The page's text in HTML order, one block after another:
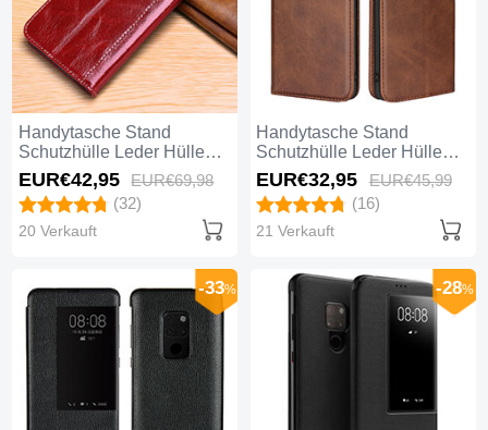
Handytasche Stand
Schutzhülle Leder Hülle
L10 für Huawei Mate 20
Rot
EUR€42,95 EUR€69,98
(32)
20 Verkauft
Handytasche Stand
Schutzhülle Leder Hülle
L04 für Huawei Mate 20
Braun
EUR€32,95 EUR€45,99
(16)
21 Verkauft
-33% -28%